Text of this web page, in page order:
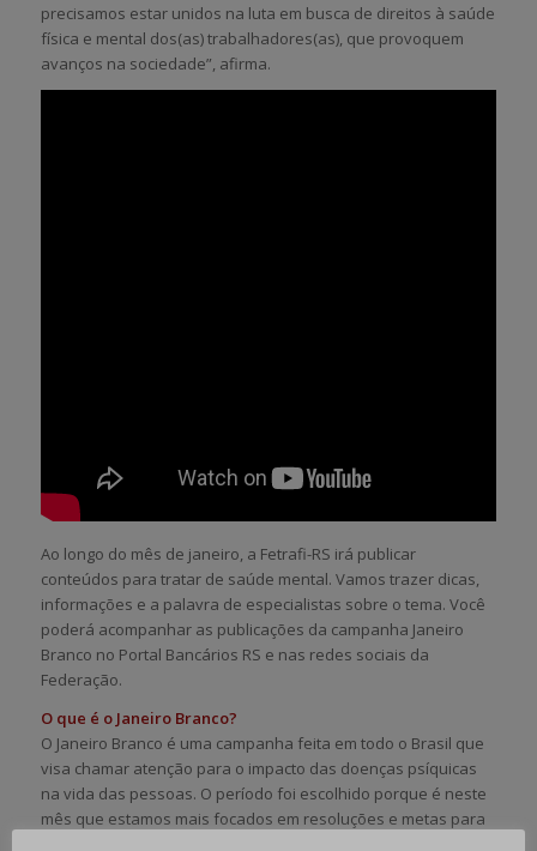
precisamos estar unidos na luta em busca de direitos à saúde
física e mental dos(as) trabalhadores(as), que provoquem
avanços na sociedade”, afirma.
Ao longo do mês de janeiro, a Fetrafi-RS irá publicar
conteúdos para tratar de saúde mental. Vamos trazer dicas,
informações e a palavra de especialistas sobre o tema. Você
poderá acompanhar as publicações da campanha Janeiro
Branco no Portal Bancários RS e nas redes sociais da
Federação.
O que é o Janeiro Branco?
O Janeiro Branco é uma campanha feita em todo o Brasil que
visa chamar atenção para o impacto das doenças psíquicas
na vida das pessoas. O período foi escolhido porque é neste
mês que estamos mais focados em resoluções e metas para